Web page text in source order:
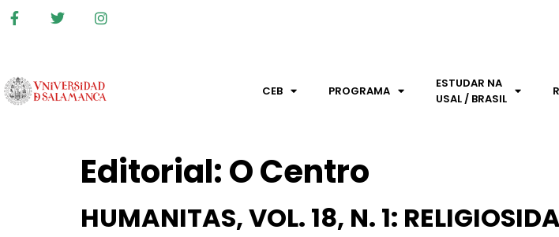
CEB PROGRAMA
ESTUDAR NA
USAL / BRASIL
Editorial:O Centro
HUMANITAS, VOL. 18, N. 1: